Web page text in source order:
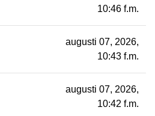
10:46 f.m.
augusti 07, 2026,
10:43 f.m.
augusti 07, 2026,
10:42 f.m.